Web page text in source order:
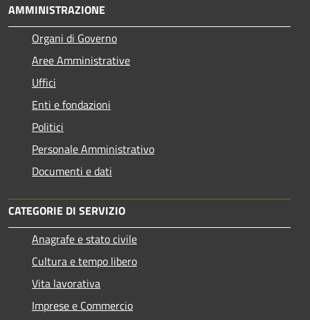
AMMINISTRAZIONE
Organi di Governo
Aree Amministrative
Uffici
Enti e fondazioni
Politici
Personale Amministrativo
Documenti e dati
CATEGORIE DI SERVIZIO
Anagrafe e stato civile
Cultura e tempo libero
Vita lavorativa
Imprese e Commercio